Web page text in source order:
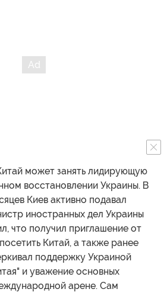
может занять лидирующую
восстановлении Украины. В
Киев активно подавал
иностранных дел Украины
что получил приглашение от
Китай, а также ранее
поддержку Украиной
и уважение основных
арене. Сам